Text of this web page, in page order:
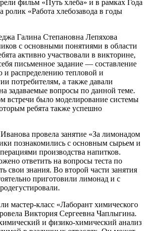
фильм «Путь хлеба» и в рамках Года
ролик «Работа хлебозавода в годы
Галина Степановна Лепяхова
с основными понятиями в области
активно участвовали в викторине,
письменное задание — составление
распределению тепловой и
потребителям, а также давали
задаваемые вопросы по данной теме.
встречи было моделирование системы
ребята также успешно
провела занятие «За лимонадом
познакомились с основным сырьем и
производства напитков.
ответить на вопросы теста по
свои знания. Во второй части занятия
приготовили лимонад и с
мастер-класс «Лаборант химического
Виктория Сергеевна Чаплыгина.
и физико-химический анализ